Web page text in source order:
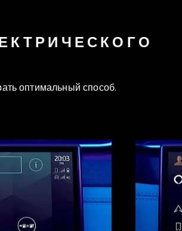
оптимальный способ.